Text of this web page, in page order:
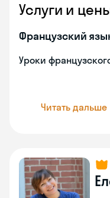
Услуги и
Французский
Уроки
Читать дальше